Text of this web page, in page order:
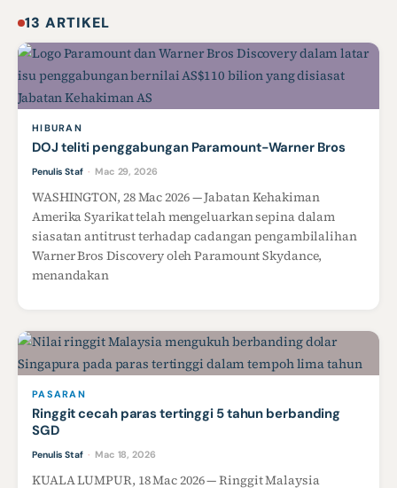
13 ARTIKEL
HIBURAN
DOJ teliti penggabungan Paramount-Warner Bros
Penulis Staf · Mac 29, 2026
WASHINGTON, 28 Mac 2026 — Jabatan Kehakiman
Amerika Syarikat telah mengeluarkan sepina dalam
siasatan antitrust terhadap cadangan pengambilalihan
Warner Bros Discovery oleh Paramount Skydance,
menandakan
PASARAN
Ringgit cecah paras tertinggi 5 tahun berbanding
SGD
Penulis Staf · Mac 18, 2026
KUALA LUMPUR, 18 Mac 2026 — Ringgit Malaysia